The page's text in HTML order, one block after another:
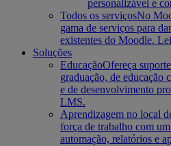
personalizável e
Todos os serviçosNo
gama de serviços para
existentes do Moodle.
Soluções
EducaçãoOfereça
graduação, de educação
e de desenvolvimento
LMS.
Aprendizagem no local
força de trabalho com
automação, relatórios e